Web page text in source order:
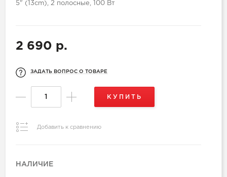
5" (13cm), 2 полосные, 100 Вт
2 690 р.
ЗАДАТЬ ВОПРОС О ТОВАРЕ
КУПИТЬ
Добавить к сравнению
НАЛИЧИЕ